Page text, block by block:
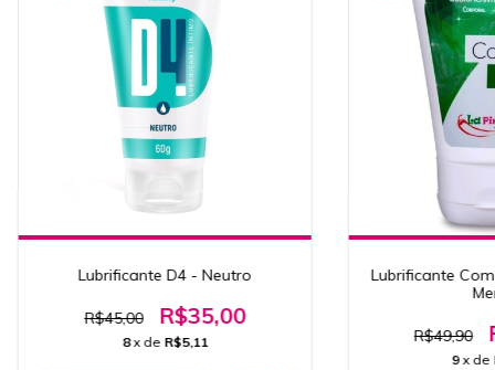
Lubrificante D4 - Neutro
R$45,00 R$35,00
8 x de R$5,11
Lubrificante
R$49,90
9 x de